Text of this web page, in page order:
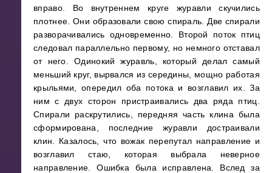
вправо. Во внутреннем круге журавли скучились
плотнее. Они образовали свою спираль. Две спирали
разворачивались одновременно. Второй поток птиц
следовал параллельно первому, но немного отставал
от него. Одинокий журавль, который делал самый
меньший круг, вырвался из середины, мощно работая
крыльями, опередил оба потока и возглавил их. За
ним с двух сторон пристраивались два ряда птиц.
Спирали раскрутились, передняя часть клина была
сформирована, последние журавли достраивали
клин. Казалось, что вожак перепутал направление и
возглавил стаю, которая выбрала неверное
направление. Ошибка была исправлена. Вслед за